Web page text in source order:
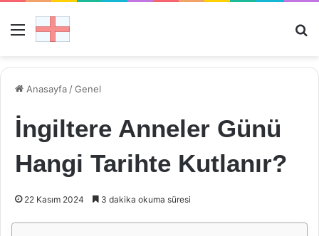
Menü
Anasayfa /Genel
İngiltere Anneler Günü
Hangi Tarihte Kutlanır?
22 Kasım 2024 3 dakika okuma süresi